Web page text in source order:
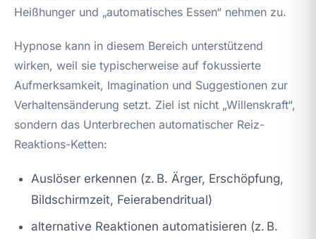
Heißhunger und „automatisches Essen“ nehmen zu.
Hypnose kann in diesem Bereich unterstützend
wirken, weil sie typischerweise auf fokussierte
Aufmerksamkeit, Imagination und Suggestionen zur
Verhaltensänderung setzt. Ziel ist nicht „Willenskraft“,
sondern das Unterbrechen automatischer Reiz-
Reaktions-Ketten:
Auslöser erkennen (z. B. Ärger, Erschöpfung,
Bildschirmzeit, Feierabendritual)
alternative Reaktionen automatisieren (z. B.